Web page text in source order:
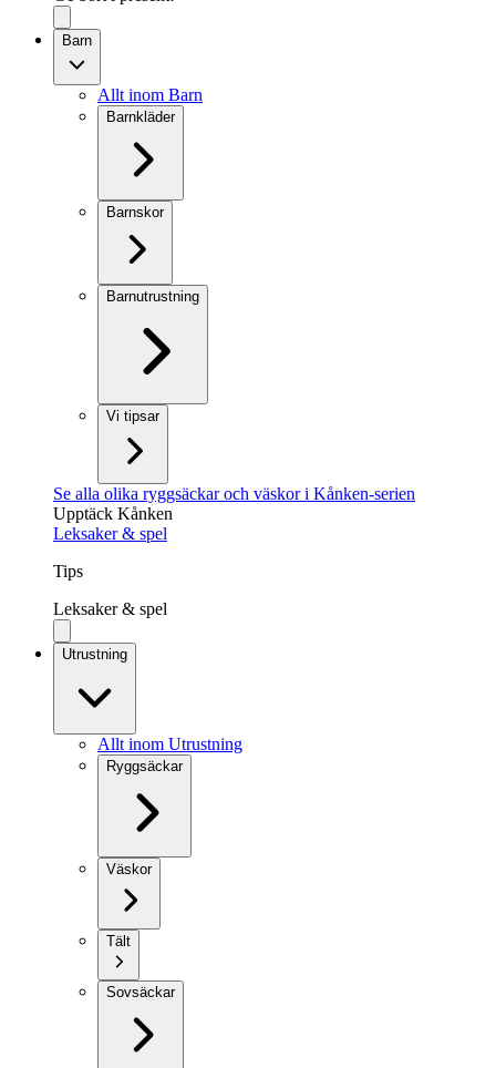
Barn
Allt inom Barn
Barnkläder
Barnskor
Barnutrustning
Vi tipsar
Se alla olika ryggsäckar och väskor i Kånken-serien
Upptäck Kånken
Leksaker & spel
Tips
Leksaker & spel
Utrustning
Allt inom Utrustning
Ryggsäckar
Väskor
Tält
Sovsäckar